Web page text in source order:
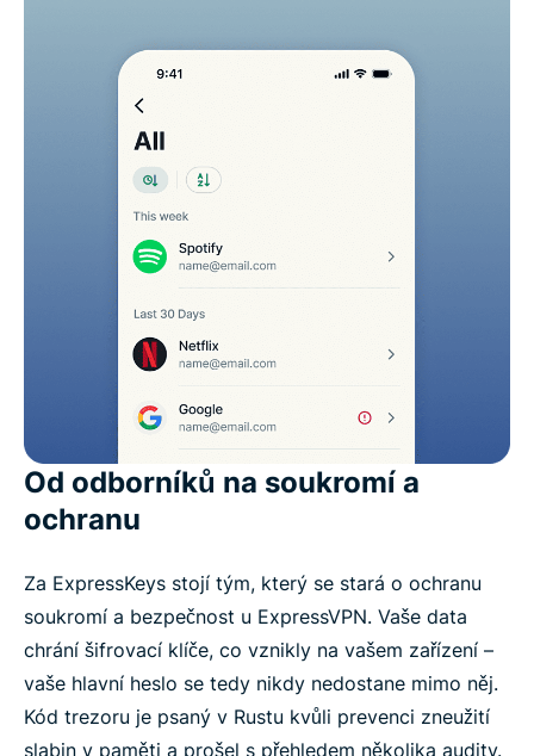
Od odborníků na soukromí a
ochranu
Za ExpressKeys stojí tým, který se stará o ochranu
soukromí a bezpečnost u ExpressVPN. Vaše data
chrání šifrovací klíče, co vznikly na vašem zařízení –
vaše hlavní heslo se tedy nikdy nedostane mimo něj.
Kód trezoru je psaný v Rustu kvůli prevenci zneužití
slabin v paměti a prošel s přehledem několika audity.